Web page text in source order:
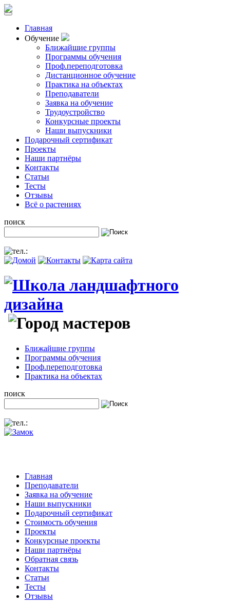
Главная
Обучение
Ближайшие группы
Программы обучения
Проф.переподготовка
Дистанционное обучение
Практика на объектах
Преподаватели
Заявка на обучение
Трудоустройство
Конкурсные проекты
Наши выпускники
Подарочный сертификат
Проекты
Наши партнёры
Контакты
Статьи
Тесты
Отзывы
Всё о растениях
поиск
Ближайшие группы
Программы обучения
Проф.переподготовка
Практика на объектах
поиск
Главная
Преподаватели
Заявка на обучение
Наши выпускники
Подарочный сертификат
Стоимость обучения
Проекты
Конкурсные проекты
Наши партнёры
Обратная связь
Контакты
Статьи
Тесты
Отзывы